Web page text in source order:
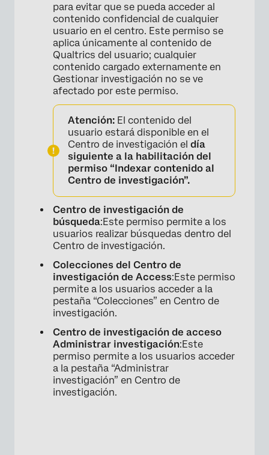
para evitar que se pueda acceder al
contenido confidencial de cualquier
usuario en el centro. Este permiso se
aplica únicamente al contenido de
Qualtrics del usuario; cualquier
contenido cargado externamente en
Gestionar investigación no se ve
afectado por este permiso.
Atención: El contenido del
usuario estará disponible en el
Centro de investigación el día
siguiente a la habilitación del
permiso “Indexar contenido al
Centro de investigación”.
Centro de investigación de
búsqueda:Este permiso permite a los
usuarios realizar búsquedas dentro del
Centro de investigación.
Colecciones del Centro de
investigación de Access:Este permiso
permite a los usuarios acceder a la
pestaña “Colecciones” en Centro de
investigación.
Centro de investigación de acceso
Administrar investigación:Este
permiso permite a los usuarios acceder
a la pestaña “Administrar
investigación” en Centro de
investigación.